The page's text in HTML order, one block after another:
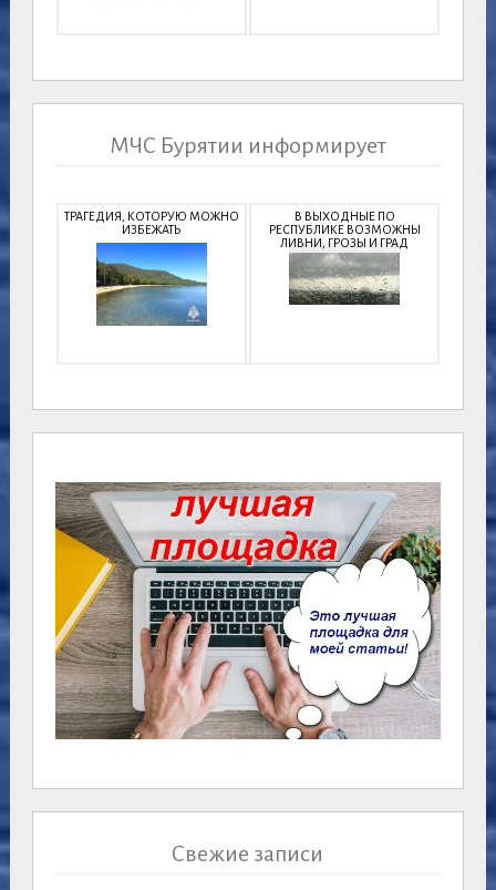
МЧС Бурятии информирует
ТРАГЕДИЯ, КОТОРУЮ МОЖНО
ИЗБЕЖАТЬ
В ВЫХОДНЫЕ ПО
РЕСПУБЛИКЕ ВОЗМОЖНЫ
ЛИВНИ, ГРОЗЫ И ГРАД
Свежие записи